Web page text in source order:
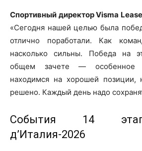
Спортивный директор Visma
«Сегодня нашей целью была
отлично поработали. Как
насколько сильны. Победа на
общем зачете — особенное
находимся на хорошей
решено. Каждый день надо
События 14
д’Италия-2026